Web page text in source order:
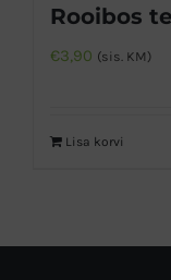
Rooibos
€3,90 (sis. KM)
Lisa korvi